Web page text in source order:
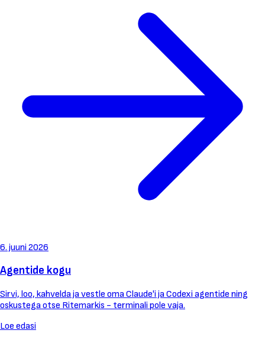
6. juuni 2026
Agentide kogu
Sirvi, loo, kahvelda ja vestle oma Claude'i ja Codexi agentide ning
oskustega otse Ritemarkis - terminali pole vaja.
Loe edasi